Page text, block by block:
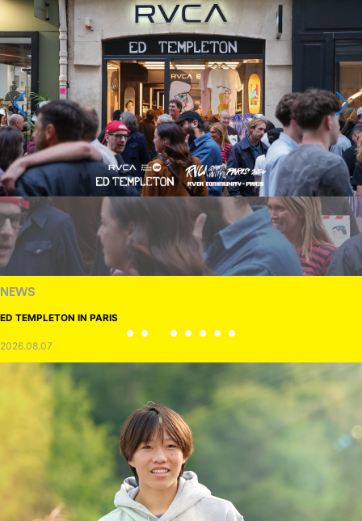
NEWS
ED TEMPLETON IN PARIS
2026.08.07